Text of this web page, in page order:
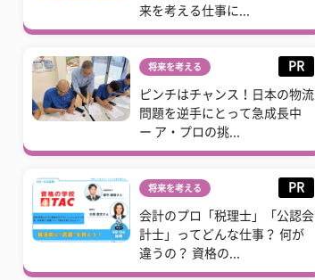
来を考える仕事に...
将来を考える PR
ピンチはチャンス！日本の物流
問題を逆手にとって急成長中
ー ア・プロの挑...
将来を考える PR
会計のプロ「税理士」「公認会
計士」ってどんな仕事？ 何が
違うの？ 資格の...